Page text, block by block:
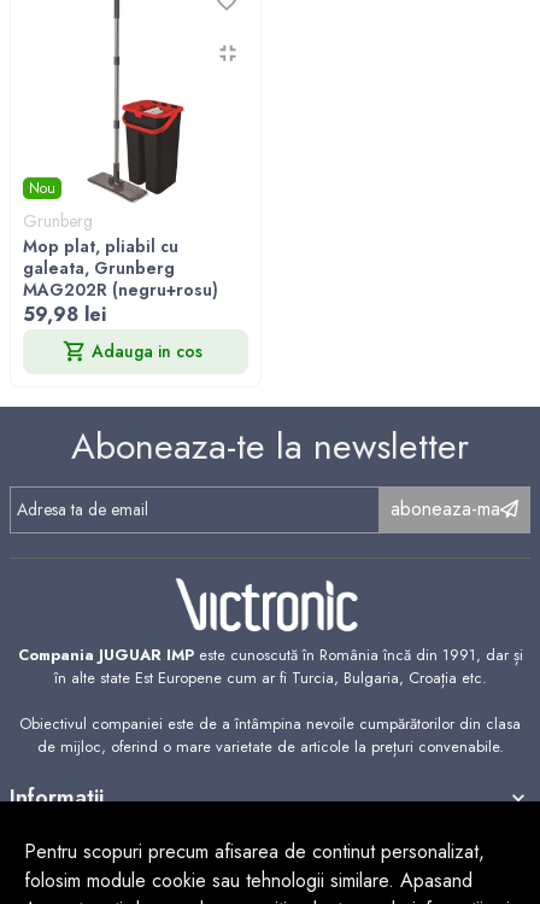
Nou
Grunberg
Mop plat, pliabil cu
galeata, Grunberg
MAG202R (negru+rosu)
59,98 lei
Adauga in cos
Aboneaza-te la newsletter
aboneaza-ma
Compania JUGUAR IMPeste cunoscută în România încă din 1991, dar și
în alte state Est Europene cum ar fi Turcia, Bulgaria, Croația etc.
Obiectivul companiei este de a întâmpina nevoile cumpărătorilor din clasa
de mijloc, oferind o mare varietate de articole la prețuri convenabile.
Informatii
Contact
Pentru scopuri precum afisarea de continut personalizat,
folosim module cookie sau tehnologii similare. Apasand